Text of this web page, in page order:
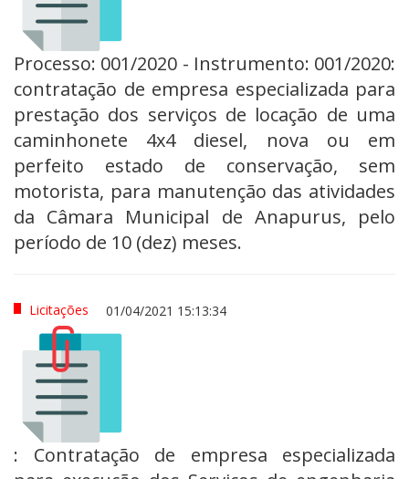
Processo: 001/2020 - Instrumento: 001/2020:
contratação de empresa especializada para
prestação dos serviços de locação de uma
caminhonete 4x4 diesel, nova ou em
perfeito estado de conservação, sem
motorista, para manutenção das atividades
da Câmara Municipal de Anapurus, pelo
período de 10 (dez) meses.
Licitações 01/04/2021 15:13:34
: Contratação de empresa especializada